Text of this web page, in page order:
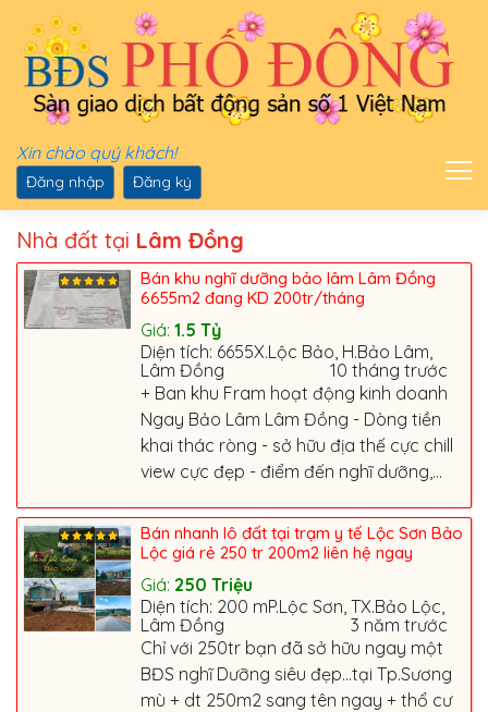
Xin chào quý khách!
Đăng nhập Đăng ký
Nhà đất tại Lâm Đồng
Bán khu nghĩ dưỡng bảo lâm Lâm Đồng
6655m2 đang KD 200tr/tháng
Giá: 1.5 Tỷ
Diện tích: 6655X.Lộc Bảo, H.Bảo Lâm,
Lâm Đồng
10 tháng trước
+ Ban khu Fram hoạt động kinh doanh
Ngay Bảo Lâm Lâm Đồng - Dòng tiền
khai thác ròng - sở hữu địa thế cực chill
view cực đẹp - điểm đến nghĩ dưỡng,...
Bán nhanh lô đất tại trạm y tế Lộc Sơn Bảo
Lộc giá rẻ 250 tr 200m2 liên hệ ngay
Giá: 250 Triệu
Diện tích: 200 mP.Lộc Sơn, TX.Bảo Lộc,
Lâm Đồng
3 năm trước
Chỉ với 250tr bạn đã sở hữu ngay một
BĐS nghĩ Dưỡng siêu đẹp...tại Tp.Sương
mù + dt 250m2 sang tên ngay + thổ cư